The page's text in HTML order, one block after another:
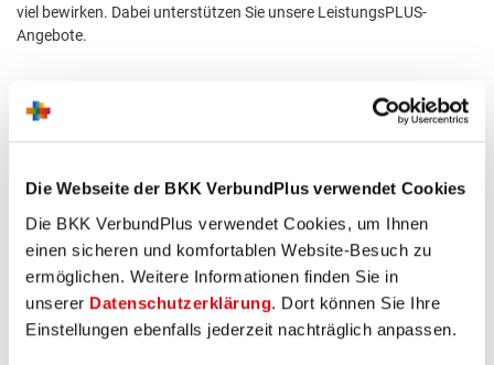
Die Webseite der BKK VerbundPlus verwendet Cookies
Die BKK VerbundPlus verwendet Cookies, um Ihnen
einen sicheren und komfortablen Website-Besuch zu
ermöglichen. Weitere Informationen finden Sie in
unserer Datenschutzerklärung. Dort können Sie Ihre
Einstellungen ebenfalls jederzeit nachträglich anpassen.
viel bewirken. Dabei unterstützen Sie unsere LeistungsPLUS-
Angebote.
Hier hätte ein Video sein sollen
Aus Gründen des Datenschutzes wurde an dieser Stelle die
darstellen zu können, müssen Sie zuvor das Setzen von
Marketing-Cookies auf Ihrem Gerät erlauben.
Marketing-Cookies erlauben